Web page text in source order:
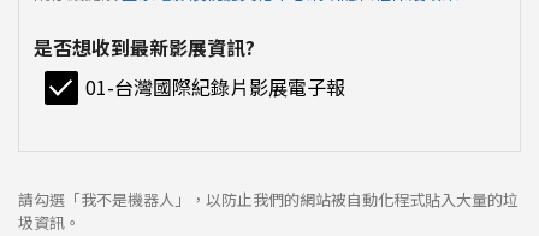
是否想收到最新影展資訊?
01-台灣國際紀錄片影展電子報
請勾選「我不是機器人」，以防止我們的網站被自動化程式貼入大量的垃
圾資訊。